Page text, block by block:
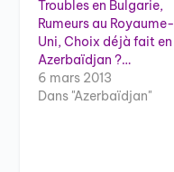
Troubles en Bulgarie,
Rumeurs au Royaume-
Uni, Choix déjà fait en
Azerbaïdjan ?…
6 mars 2013
Dans "Azerbaïdjan"